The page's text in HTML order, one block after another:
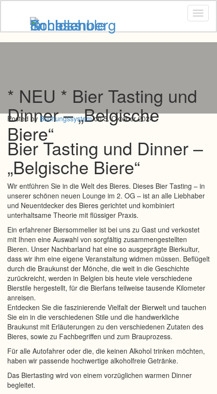
* NEU * Bier Tasting und
Dinner – „Belgische
Biere“
Posted by Buchungssystemon 5. Oktober 2024
Bier Tasting und Dinner –
„Belgische Biere“
Wir entführen Sie in die Welt des Bieres. Dieses Bier Tasting – in
unserer schönen neuen Lounge im 2. OG – ist an alle Liebhaber
und Neuentdecker des Bieres gerichtet und kombiniert
unterhaltsame Theorie mit flüssiger Praxis.
Ein erfahrener Biersommelier ist bei uns zu Gast und verkostet
mit Ihnen eine Auswahl von sorgfältig zusammengestellten
Bieren. Unser Nachbarland hat eine so ausgeprägte Bierkultur,
dass wir ihm eine eigene Veranstaltung widmen müssen. Beflügelt
durch die Braukunst der Mönche, die weit in die Geschichte
zurückreicht, werden in Belgien bis heute viele verschiedene
Bierstile hergestellt, für die Bierfans teilweise tausende Kilometer
anreisen.
Entdecken Sie die faszinierende Vielfalt der Bierwelt und tauchen
Sie ein in die verschiedenen Stile und die handwerkliche
Braukunst mit Erläuterungen zu den verschiedenen Zutaten des
Bieres, sowie zu Fachbegriffen und zum Brauprozess.
Für alle Autofahrer oder die, die keinen Alkohol trinken möchten,
haben wir passende hochwertige alkoholfreie Getränke.
Das Biertasting wird von einem vorzüglichen warmen Dinner
begleitet.